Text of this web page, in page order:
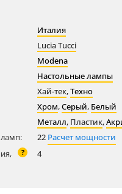
Италия
Lucia Tucci
Modena
Настольные лампы
Хай-тек,Техно
Хром,Серый, Белый
Металл, Пластик,
22 Расчет мощности
? 4